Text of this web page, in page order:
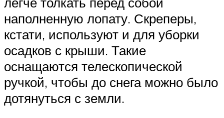
наполненную лопату. Скреперы,
кстати, используют и для уборки
осадков с крыши. Такие
оснащаются телескопической
ручкой, чтобы до снега можно было
дотянуться с земли.